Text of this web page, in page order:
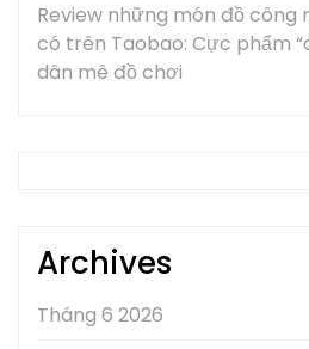
Review những món đồ công
có trên Taobao: Cực phẩm
dân mê đồ chơi
Archives
Tháng 6 2026